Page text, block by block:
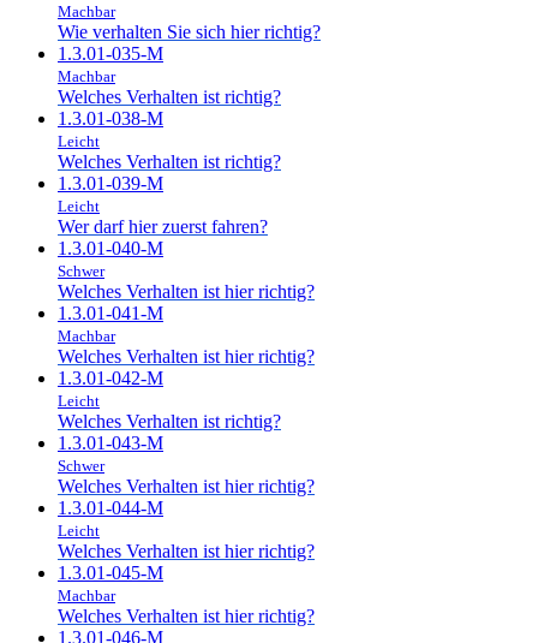
Machbar
Wie verhalten Sie sich hier richtig?
1.3.01-035-M
Machbar
Welches Verhalten ist richtig?
1.3.01-038-M
Leicht
Welches Verhalten ist richtig?
1.3.01-039-M
Leicht
Wer darf hier zuerst fahren?
1.3.01-040-M
Schwer
Welches Verhalten ist hier richtig?
1.3.01-041-M
Machbar
Welches Verhalten ist hier richtig?
1.3.01-042-M
Leicht
Welches Verhalten ist richtig?
1.3.01-043-M
Schwer
Welches Verhalten ist hier richtig?
1.3.01-044-M
Leicht
Welches Verhalten ist hier richtig?
1.3.01-045-M
Machbar
Welches Verhalten ist hier richtig?
1.3.01-046-M